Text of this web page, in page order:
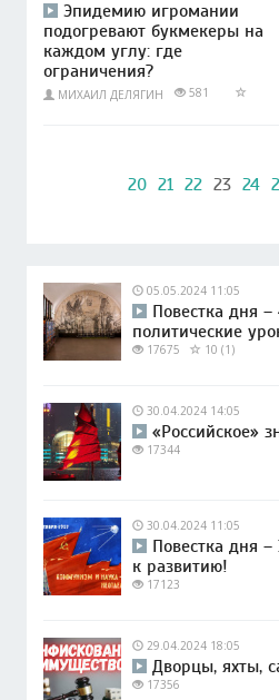
Эпидемию игромании
подогревают букмекеры на
каждом углу: где
ограничения?
МИХАИЛ ДЕЛЯГИН 581
20 21 22 23 24
05.05.2024 11:05
Повестка дня
политические
17675 10 (1)
30.04.2024 14:05
«Российское»
17344
30.04.2024 11:05
Повестка дня –
к развитию!
17123
29.04.2024 18:05
Дворцы, яхты,
17356